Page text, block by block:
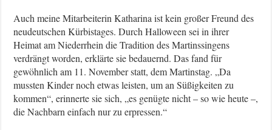
Auch meine Mitarbeiterin Katharina ist kein großer Freund des
neudeutschen Kürbistages. Durch Halloween sei in ihrer
Heimat am Niederrhein die Tradition des Martinssingens
verdrängt worden, erklärte sie bedauernd. Das fand für
gewöhnlich am 11. November statt, dem Martinstag. „Da
mussten Kinder noch etwas leisten, um an Süßigkeiten zu
kommen“, erinnerte sie sich, „es genügte nicht – so wie heute –,
die Nachbarn einfach nur zu erpressen.“